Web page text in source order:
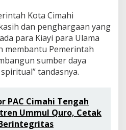
Kota Cimahi
dan penghargaan yang
para Kiayi para Ulama
membantu Pemerintah
sumber daya
tandasnya.
PAC Cimahi Tengah
Ummul Quro, Cetak